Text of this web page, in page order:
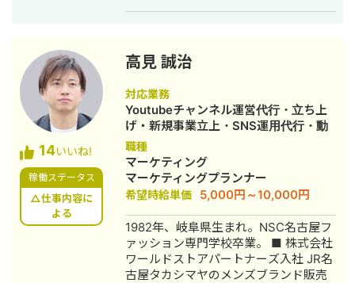
ケ支援会社（当時社員7名）にインター
ンとして参画し、案件獲得に向けた自
社集客（SEO・Web広告運用・LP制
作・YouTubeチャンネル運用・メール
マーケティング等）を担当。 2022年3
月 名古屋大学理学部数学科卒。 2022
年4月〜 Webマーケ会社勤務。人材
系クライアントを主に担当。 2024年11
月 これまでの経験を活かして独立し、
株式会社プラマーケを設立。 ホームペ
ージ：https://plumarke.co.jp/ ■実績
（※一部抜粋） #広告運用 ・出張買取
サービスにて、ROAS350%など、好調
な事例が複数あり。 ・StockSun営業
代行サービス「カリトルくん」、
14いいね!
稼働ステータス
△仕事内容に
よる
高見 誠治
対応業務
Youtubeチャンネル運営代行・立ち上
げ・新規事業立上・SNS運用代行・動
画制作・動画編集
職種
マーケティング
マーケティングプランナー
希望時給単価 5,000円～10,000円
1982年、岐阜県生まれ。NSC名古屋フ
ァッション専門学校卒業。 ■ 株式会社
ワールドストアパートナーズ入社 JR名
古屋タカシマヤのメンズブランド販売